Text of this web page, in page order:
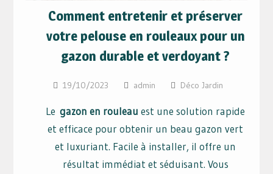
Comment entretenir et préserver
votre pelouse en rouleaux pour un
gazon durable et verdoyant ?
19/10/2023 admin Déco Jardin
Legazon en rouleau est une solution rapide
et efficace pour obtenir un beau gazon vert
et luxuriant. Facile à installer, il offre un
résultat immédiat et séduisant. Vous